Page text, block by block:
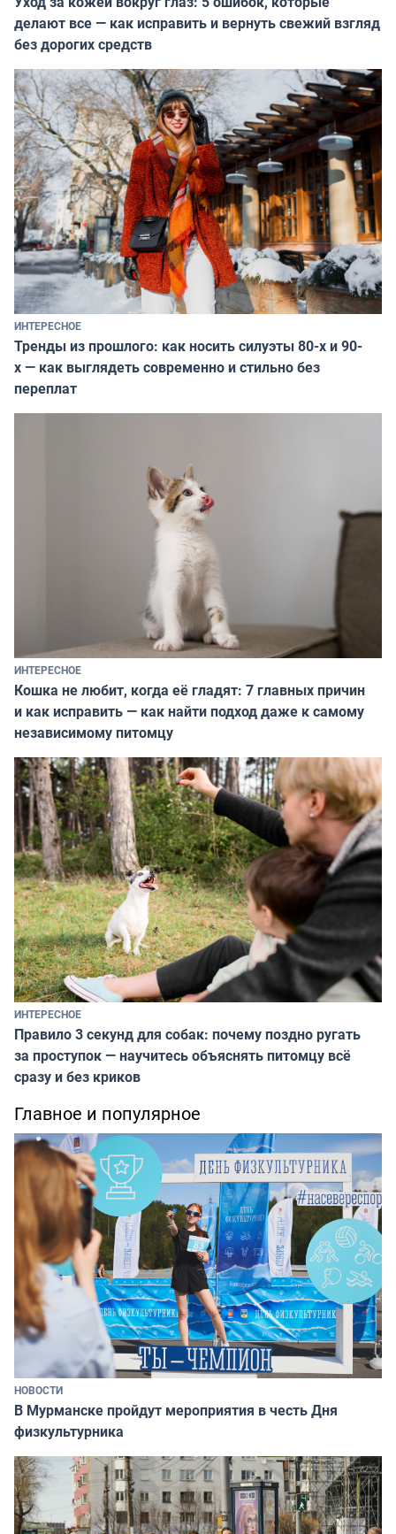
делают все — как исправить и вернуть свежий взгляд
без дорогих средств
ИНТЕРЕСНОЕ
Тренды из прошлого: как носить силуэты 80-х и 90-
х — как выглядеть современно и стильно без
переплат
ИНТЕРЕСНОЕ
Кошка не любит, когда её гладят: 7 главных причин
и как исправить — как найти подход даже к самому
независимому питомцу
ИНТЕРЕСНОЕ
Правило 3 секунд для собак: почему поздно ругать
за проступок — научитесь объяснять питомцу всё
сразу и без криков
Главное и популярное
НОВОСТИ
В Мурманске пройдут мероприятия в честь Дня
физкультурника